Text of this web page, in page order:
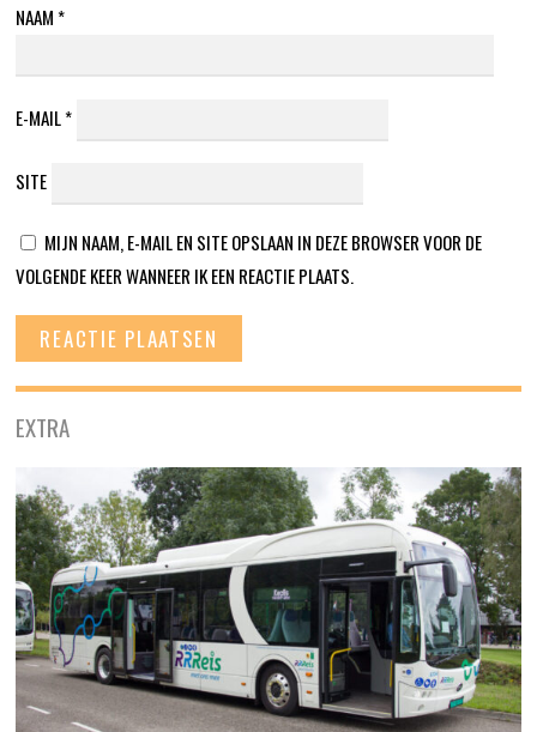
NAAM *
E-MAIL*
SITE
MIJN NAAM, E-MAIL EN SITE OPSLAAN IN DEZE BROWSER VOOR DE
VOLGENDE KEER WANNEER IK EEN REACTIE PLAATS.
EXTRA